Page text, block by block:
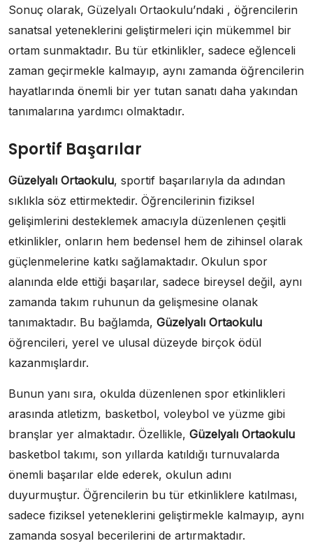
Sonuç olarak, Güzelyalı Ortaokulu’ndaki , öğrencilerin
sanatsal yeteneklerini geliştirmeleri için mükemmel bir
ortam sunmaktadır. Bu tür etkinlikler, sadece eğlenceli
zaman geçirmekle kalmayıp, aynı zamanda öğrencilerin
hayatlarında önemli bir yer tutan sanatı daha yakından
tanımalarına yardımcı olmaktadır.
Sportif Başarılar
Güzelyalı Ortaokulu, sportif başarılarıyla da adından
sıklıkla söz ettirmektedir. Öğrencilerinin fiziksel
gelişimlerini desteklemek amacıyla düzenlenen çeşitli
etkinlikler, onların hem bedensel hem de zihinsel olarak
güçlenmelerine katkı sağlamaktadır. Okulun spor
alanında elde ettiği başarılar, sadece bireysel değil, aynı
zamanda takım ruhunun da gelişmesine olanak
tanımaktadır. Bu bağlamda, Güzelyalı Ortaokulu
öğrencileri, yerel ve ulusal düzeyde birçok ödül
kazanmışlardır.
Bunun yanı sıra, okulda düzenlenen spor etkinlikleri
arasında atletizm, basketbol, voleybol ve yüzme gibi
branşlar yer almaktadır. Özellikle, Güzelyalı Ortaokulu
basketbol takımı, son yıllarda katıldığı turnuvalarda
önemli başarılar elde ederek, okulun adını
duyurmuştur. Öğrencilerin bu tür etkinliklere katılması,
sadece fiziksel yeteneklerini geliştirmekle kalmayıp, aynı
zamanda sosyal becerilerini de artırmaktadır.